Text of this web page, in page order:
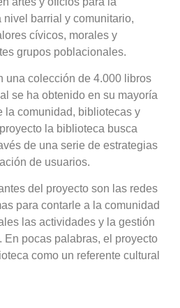
barrial y comunitario,
cívicos, morales y
grupos poblacionales.
una colección de 4.000 libros
se ha obtenido en su mayoría
la comunidad, bibliotecas y
la biblioteca busca
de una serie de estrategias
de usuarios.
del proyecto son las redes
para contarle a la comunidad
las actividades y la gestión
pocas palabras, el proyecto
como un referente cultural